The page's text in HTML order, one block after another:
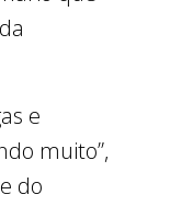
e
muito”,
do